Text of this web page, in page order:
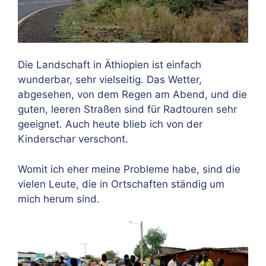
Die Landschaft in Äthiopien ist einfach
wunderbar, sehr vielseitig. Das Wetter,
abgesehen, von dem Regen am Abend, und die
guten, leeren Straßen sind für Radtouren sehr
geeignet. Auch heute blieb ich von der
Kinderschar verschont.
Womit ich eher meine Probleme habe, sind die
vielen Leute, die in Ortschaften ständig um
mich herum sind.